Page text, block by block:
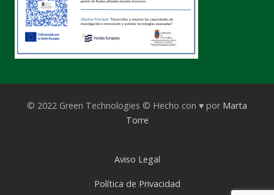
© 2022 Green Technologies © Hecho con ♥ por Marta
Torre
Aviso Legal
Política de Privacidad